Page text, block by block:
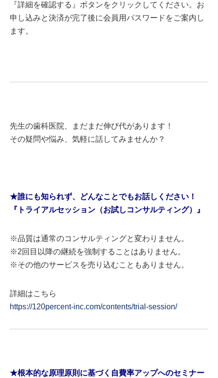
『詳細を確認する』ボタンをクリックしてください。お
申し込みと決済が完了後に会員用パスワードをご案内し
ます。
先生の歯科医院、まだまだ伸び代があります！
その疑問や悩み、気軽に話してみませんか？
★誰にも知られず、どんなことでもお話しください！
『トライアルセッション（お試しコンサルティング）』
※品質は通常のコンサルティングと変わりません。
※2回目以降の継続を強制することはありません。
※その他のサービスを売り込むこともありません。
詳細はこちら
https://120percent-inc.com/contents/trial-session/
★根本的な原理原則に基づく自費率アップへのセミナー